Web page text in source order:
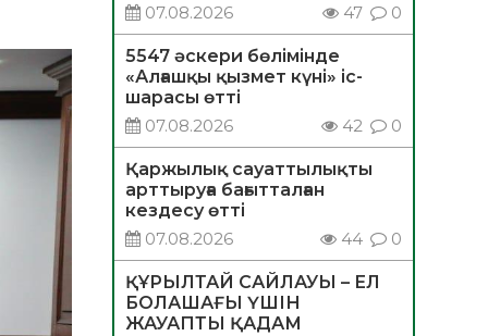
07.08.2026
47 0
5547 әскери бөлімінде
«Алғашқы қызмет күні» іс-
шарасы өтті
07.08.2026
42 0
Қаржылық сауаттылықты
арттыруға бағытталған
кездесу өтті
07.08.2026
44 0
ҚҰРЫЛТАЙ САЙЛАУЫ – ЕЛ
БОЛАШАҒЫ ҮШІН
ЖАУАПТЫ ҚАДАМ